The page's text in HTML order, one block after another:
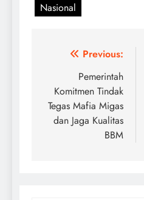
Nasional
Post
navigation
Previous:
Pemerintah
Komitmen Tindak
Tegas Mafia Migas
dan Jaga Kualitas
BBM